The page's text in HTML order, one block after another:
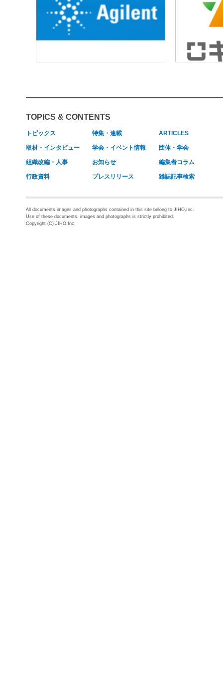
TOPICS & CONTENTS
トピックス 特集・連載 ARTICLES
取材・インタビュー 学会・イベント情報 団体・学会
組織改編・人事 お知らせ 編集者コラム
行政資料 プレスリリース 雑誌記事検索
All documents,images and photographs contained in this site belong to JIHO,Inc.
Use of these documents, images and photographs is strictly prohibited.
Copyright (C) JIHO,Inc.